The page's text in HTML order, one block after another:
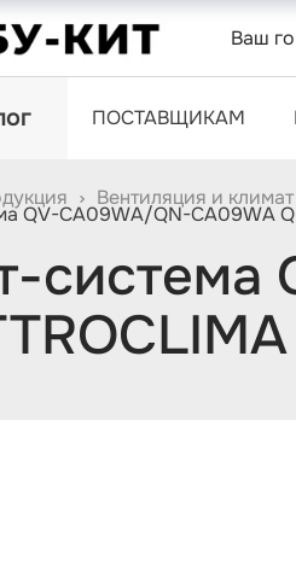
Ваш
ПОСТАВЩИКАМ
Вентиляция и климат
QV-CA09WA/QN-CA09WA
система